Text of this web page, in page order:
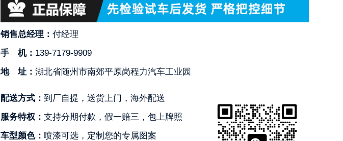
销售总经理： 付经理
手 机： 139-7179-9909
地 址： 湖北省随州市南郊平原岗程力汽车工业园
配送方式： 到厂自提，送货上门，海外配送
服务特权： 支持分期付款，假一赔三，包上牌照
车型颜色： 喷漆可选，定制您的专属图案